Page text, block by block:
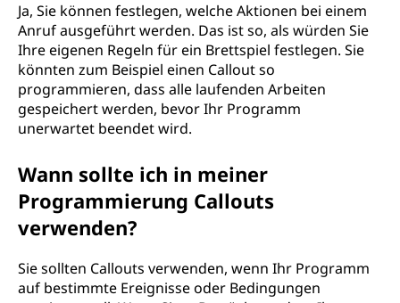
Ja, Sie können festlegen, welche Aktionen bei einem
Anruf ausgeführt werden. Das ist so, als würden Sie
Ihre eigenen Regeln für ein Brettspiel festlegen. Sie
könnten zum Beispiel einen Callout so
programmieren, dass alle laufenden Arbeiten
gespeichert werden, bevor Ihr Programm
unerwartet beendet wird.
Wann sollte ich in meiner
Programmierung Callouts
verwenden?
Sie sollten Callouts verwenden, wenn Ihr Programm
auf bestimmte Ereignisse oder Bedingungen